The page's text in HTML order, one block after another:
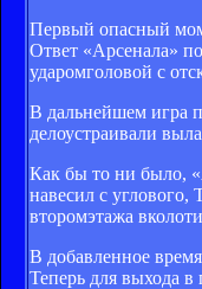
Первый опасный
Ответ «Арсенала»
ударомголовой с
В дальнейшем игра
делоустраивали
Как бы то ни было,
навесил с
второмэтажа
В добавленное
Теперь для выхода